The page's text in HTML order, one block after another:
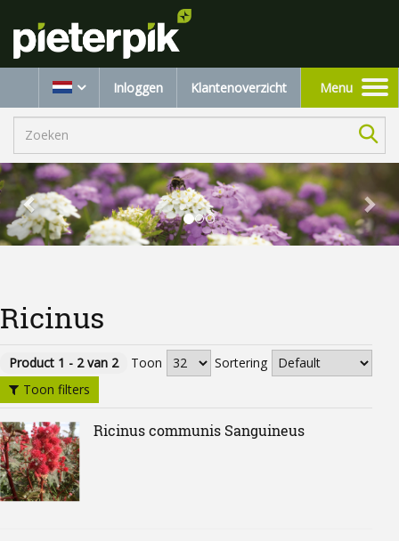
Inloggen Klantenoverzicht
Toggle
navigation
Menu
Ricinus
Product 1 - 2 van 2 Toon
Sortering
Toon filters
Ricinus communis Sanguineus